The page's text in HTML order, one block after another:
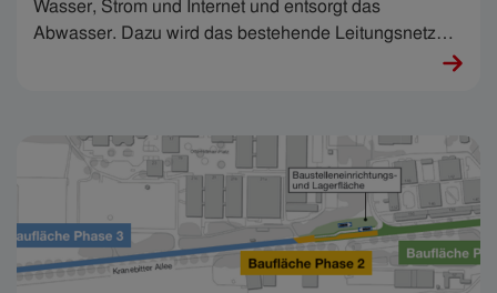
Wasser, Strom und Internet und entsorgt das
Abwasser. Dazu wird das bestehende Leitungsnetz
instandgehalten bzw. laufend ausgebaut, so jetzt am